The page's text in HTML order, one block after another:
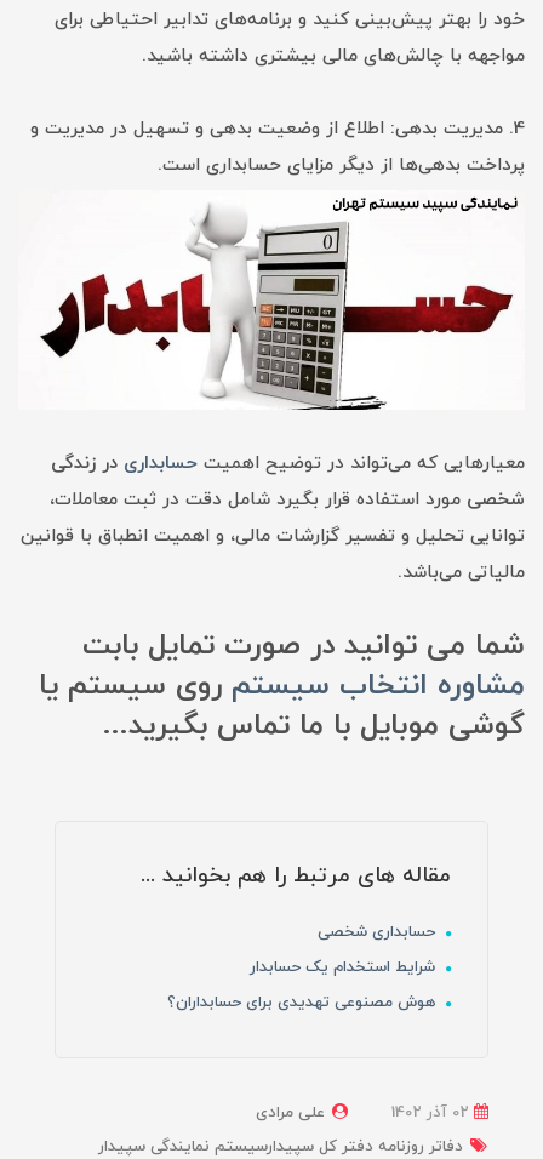
خود را بهتر پیش‌بینی کنید و برنامه‌های تدابیر احتیاطی برای
مواجهه با چالش‌های مالی بیشتری داشته باشید.
4. مدیریت بدهی: اطلاع از وضعیت بدهی و تسهیل در مدیریت و
پرداخت بدهی‌ها از دیگر مزایای حسابداری است.
معیارهایی که می‌تواند در توضیح اهمیت حسابداری در زندگی
شخصی مورد استفاده قرار بگیرد شامل دقت در ثبت معاملات،
توانایی تحلیل و تفسیر گزارشات مالی، و اهمیت انطباق با قوانین
مالیاتی می‌باشد.
شما می توانید در صورت تمایل بابت
مشاوره انتخاب سیستم روی سیستم یا
گوشی موبایل با ما تماس بگیرید...
مقاله های مرتبط را هم بخوانید ...
حسابداری شخصی
شرایط استخدام یک حسابدار
هوش مصنوعی تهدیدی برای حسابداران؟
علی مرادی
دفاتر روزنامه دفتر کل سپیدارسیستم نمایندگی سپیدار